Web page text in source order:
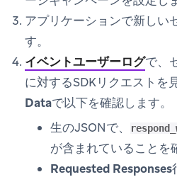
アプリケーションで新しい
す。
イベントユーザーログで、
に対するSDKリクエストを
Dataで以下を確認します。
生のJSONで、
が含まれていることを
Requested Responses